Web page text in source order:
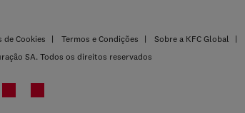
Cookies Termos e Condições Sobre a KFC Global
SA. Todos os direitos reservados